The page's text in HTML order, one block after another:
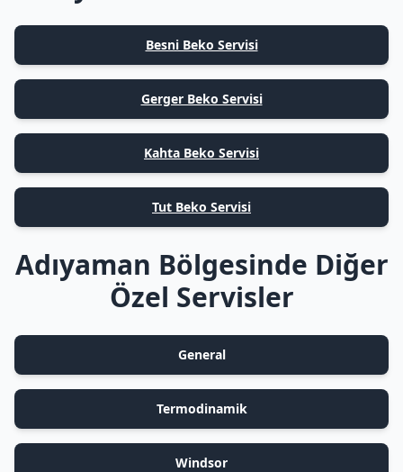
Besni Beko Servisi
Gerger Beko Servisi
Kahta Beko Servisi
Tut Beko Servisi
Adıyaman Bölgesinde Diğer
Özel Servisler
General
Termodinamik
Windsor